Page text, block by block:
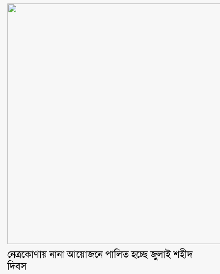
নেত্রকোণায় নানা আয়োজনে পালিত হচ্ছে জুলাই শহীদ
দিবস